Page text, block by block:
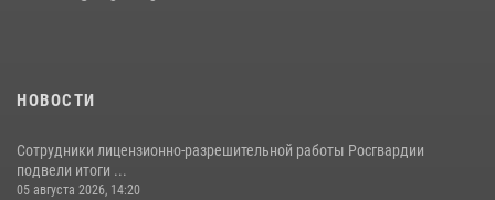
НОВОСТИ
Сотрудники лицензионно-разрешительной работы Росгвардии
подвели итоги ...
05 августа 2026, 14:20